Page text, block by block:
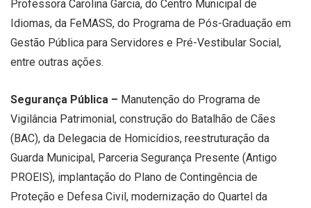
Professora Carolina Garcia, do Centro Municipal de
Idiomas, da FeMASS, do Programa de Pós-Graduação em
Gestão Pública para Servidores e Pré-Vestibular Social,
entre outras ações.
Segurança Pública – Manutenção do Programa de
Vigilância Patrimonial, construção do Batalhão de Cães
(BAC), da Delegacia de Homicídios, reestruturação da
Guarda Municipal, Parceria Segurança Presente (Antigo
PROEIS), implantação do Plano de Contingência de
Proteção e Defesa Civil, modernização do Quartel da